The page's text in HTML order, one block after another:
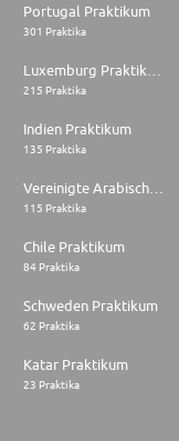
Portugal Praktikum
301 Praktika
215 Praktika
Indien Praktikum
135 Praktika
Vereinigte Arabische Emirate Praktikum
115 Praktika
Chile Praktikum
84 Praktika
Schweden Praktikum
62 Praktika
Katar Praktikum
23 Praktika